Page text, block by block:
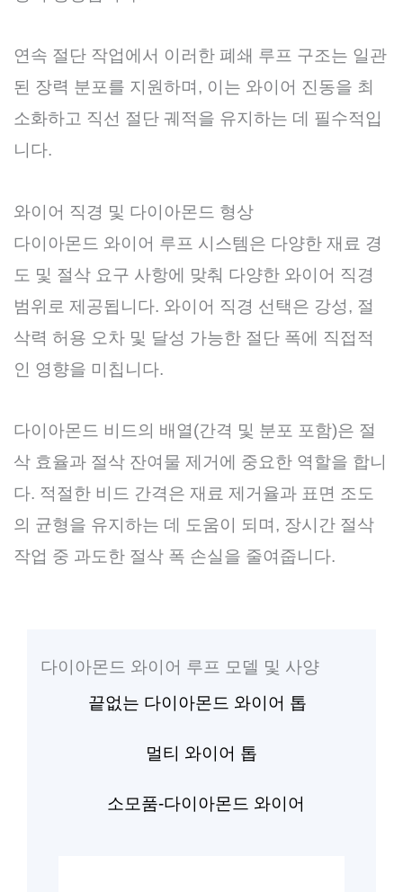
연속 절단 작업에서 이러한 폐쇄 루프 구조는 일관
된 장력 분포를 지원하며, 이는 와이어 진동을 최
소화하고 직선 절단 궤적을 유지하는 데 필수적입
니다.
와이어 직경 및 다이아몬드 형상
다이아몬드 와이어 루프 시스템은 다양한 재료 경
도 및 절삭 요구 사항에 맞춰 다양한 와이어 직경
범위로 제공됩니다. 와이어 직경 선택은 강성, 절
삭력 허용 오차 및 달성 가능한 절단 폭에 직접적
인 영향을 미칩니다.
다이아몬드 비드의 배열(간격 및 분포 포함)은 절
삭 효율과 절삭 잔여물 제거에 중요한 역할을 합니
다. 적절한 비드 간격은 재료 제거율과 표면 조도
의 균형을 유지하는 데 도움이 되며, 장시간 절삭
작업 중 과도한 절삭 폭 손실을 줄여줍니다.
다이아몬드 와이어 루프 모델 및 사양
끝없는 다이아몬드 와이어 톱
멀티 와이어 톱
소모품-다이아몬드 와이어